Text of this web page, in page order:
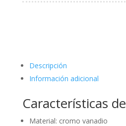
Descripción
Información adicional
Características
Material: cromo vanadio